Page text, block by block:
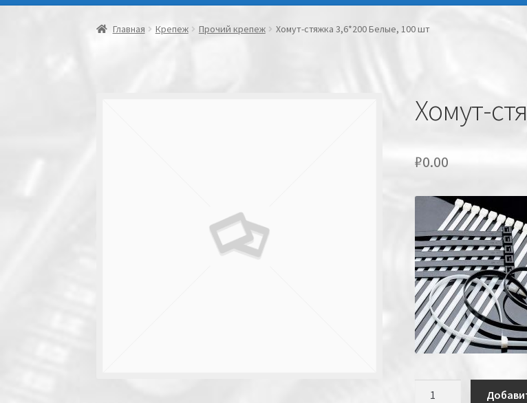
Главная Крепеж Прочий крепеж Хомут-стяжка 3,6*200 Белые, 100 шт
Хомут-
₽0.00